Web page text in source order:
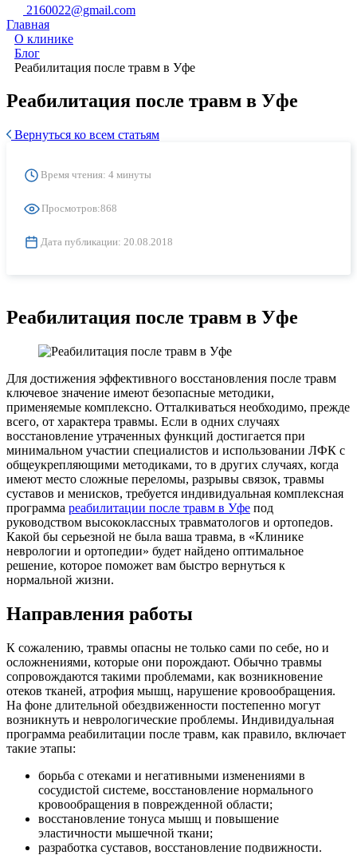
2160022@gmail.com
Главная
О клинике
Блог
Реабилитация после травм в Уфе
Реабилитация после травм в Уфе
Вернуться ко всем статьям
Время чтения: 4 минуты
Просмотров:868
Дата публикации: 20.08.2018
Реабилитация после травм в Уфе
Для достижения эффективного восстановления после травм
ключевое значение имеют безопасные методики,
применяемые комплексно. Отталкиваться необходимо, прежде
всего, от характера травмы. Если в одних случаях
восстановление утраченных функций достигается при
минимальном участии специалистов и использовании ЛФК с
общеукрепляющими методиками, то в других случаях, когда
имеют место сложные переломы, разрывы связок, травмы
суставов и менисков, требуется индивидуальная комплексная
программа реабилитации после травм в Уфе под
руководством высококлассных травматологов и ортопедов.
Какой бы серьезной не была ваша травма, в «Клинике
неврологии и ортопедии» будет найдено оптимальное
решение, которое поможет вам быстро вернуться к
нормальной жизни.
Направления работы
К сожалению, травмы опасны не только сами по себе, но и
осложнениями, которые они порождают. Обычно травмы
сопровождаются такими проблемами, как возникновение
отеков тканей, атрофия мышц, нарушение кровообращения.
На фоне длительной обездвиженности постепенно могут
возникнуть и неврологические проблемы. Индивидуальная
программа реабилитации после травм, как правило, включает
такие этапы:
борьба с отеками и негативными изменениями в
сосудистой системе, восстановление нормального
кровообращения в поврежденной области;
восстановление тонуса мышц и повышение
эластичности мышечной ткани;
разработка суставов, восстановление подвижности.